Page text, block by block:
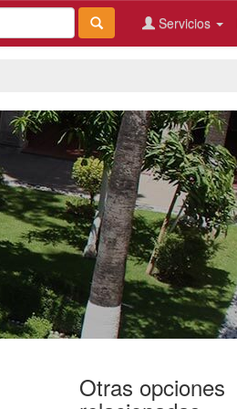
Servicios
Otras opciones